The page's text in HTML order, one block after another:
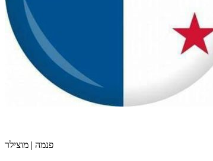
פנמה | מוצילר